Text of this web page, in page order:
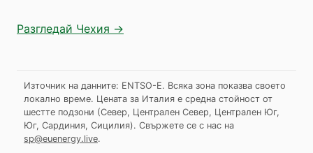
Разгледай Чехия →
Източник на данните: ENTSO-E. Всяка зона показва своето
локално време. Цената за Италия е средна стойност от
шестте подзони (Север, Централен Север, Централен Юг,
Юг, Сардиния, Сицилия). Свържете се с нас на
sp@euenergy.live.